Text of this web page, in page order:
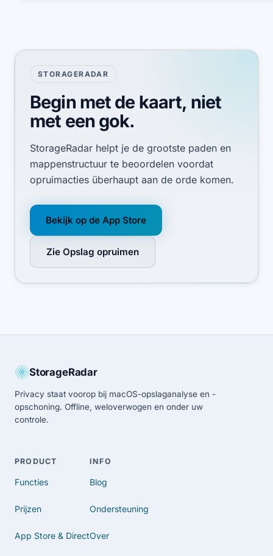
STORAGERADAR
Begin met de kaart, niet
met een gok.
StorageRadar helpt je de grootste paden en
mappenstructuur te beoordelen voordat
opruimacties überhaupt aan de orde komen.
Bekijk op de App Store
Zie Opslag opruimen
StorageRadar
Privacy staat voorop bij macOS-opslaganalyse en -
opschoning. Offline, weloverwogen en onder uw
controle.
PRODUCT
Functies
Prijzen
App Store & Direct
INFO
Blog
Ondersteuning
Over